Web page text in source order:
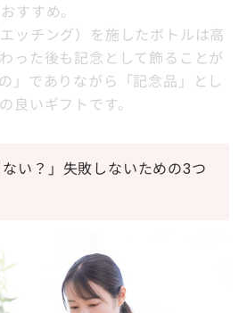
すすめ。
ッチング）を施したボトルは高
った後も記念として飾ることが
」でありながら「記念品」とし
良いギフトです。
ない？」失敗しないための3つ